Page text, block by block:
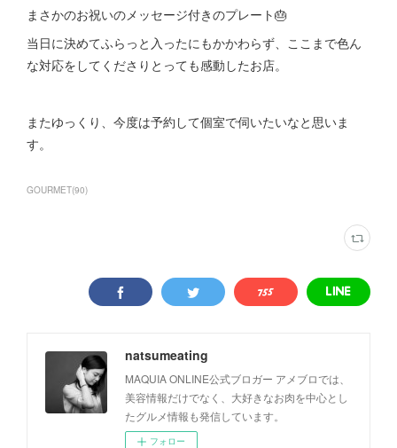
まさかのお祝いのメッセージ付きのプレート🎂
当日に決めてふらっと入ったにもかかわらず、ここまで色ん
な対応をしてくださりとっても感動したお店。
またゆっくり、今度は予約して個室で伺いたいなと思いま
す。
GOURMET(90)
natsumeating
MAQUIA ONLINE公式ブロガー アメブロでは、
美容情報だけでなく、大好きなお肉を中心とし
たグルメ情報も発信しています。
フォロー